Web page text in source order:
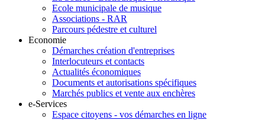
Ecole municipale de musique
Associations - RAR
Parcours pédestre et culturel
Economie
Démarches création d'entreprises
Interlocuteurs et contacts
Actualités économiques
Documents et autorisations spécifiques
Marchés publics et vente aux enchères
e-Services
Espace citoyens - vos démarches en ligne